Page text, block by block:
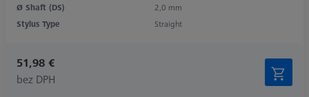
Ø Shaft (DS)
2,0 mm
Stylus Type
Straight
51,98 €
bez DPH